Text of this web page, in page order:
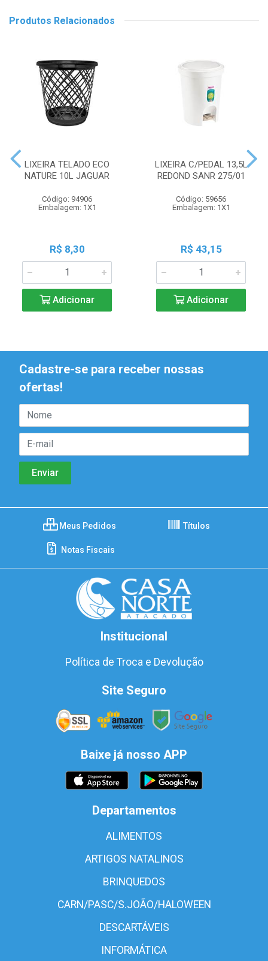
Produtos Relacionados
LIXEIRA TELADO ECO
NATURE 10L JAGUAR
Código: 94906
Embalagem: 1X1
R$ 8,30
Adicionar
LIXEIRA C/PEDAL 13,5L
REDOND SANR 275/01
Código: 59656
Embalagem: 1X1
R$ 43,15
Adicionar
Cadastre-se para receber nossas
ofertas!
Meus Pedidos Títulos
Notas Fiscais
Institucional
Política de Troca e Devolução
Site Seguro
Baixe já nosso APP
Departamentos
ALIMENTOS
ARTIGOS NATALINOS
BRINQUEDOS
CARN/PASC/S.JOÃO/HALOWEEN
DESCARTÁVEIS
INFORMÁTICA